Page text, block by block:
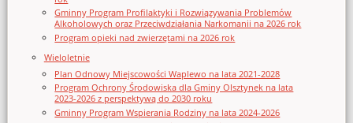
Gminny Program Profilaktyki i Rozwiązywania Problemów
Alkoholowych oraz Przeciwdziałania Narkomanii na 2026 rok
Program opieki nad zwierzętami na 2026 rok
Wieloletnie
Plan Odnowy Miejscowości Waplewo na lata 2021-2028
Program Ochrony Środowiska dla Gminy Olsztynek na lata
2023-2026 z perspektywą do 2030 roku
Gminny Program Wspierania Rodziny na lata 2024-2026